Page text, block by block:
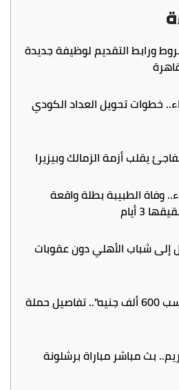
الشروط ورابط التقديم لوظيفة جديدة
خطوات تحويل العداد الكودي
يقلب أزمة الزمالك وبيزيرا
وفاة الطبيبة بطلة واقعة
3 أيام
إلى شباب الأهلي دون عقوبات
"لو كارتك في إيدك تكسب 600 ألف جنيه".. تفاصيل حملة
بث مباشر مباراة برشلونة